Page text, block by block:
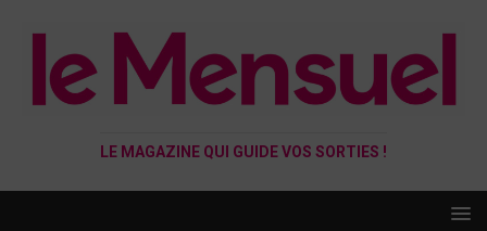
LE MAGAZINE QUI GUIDE VOS SORTIES !